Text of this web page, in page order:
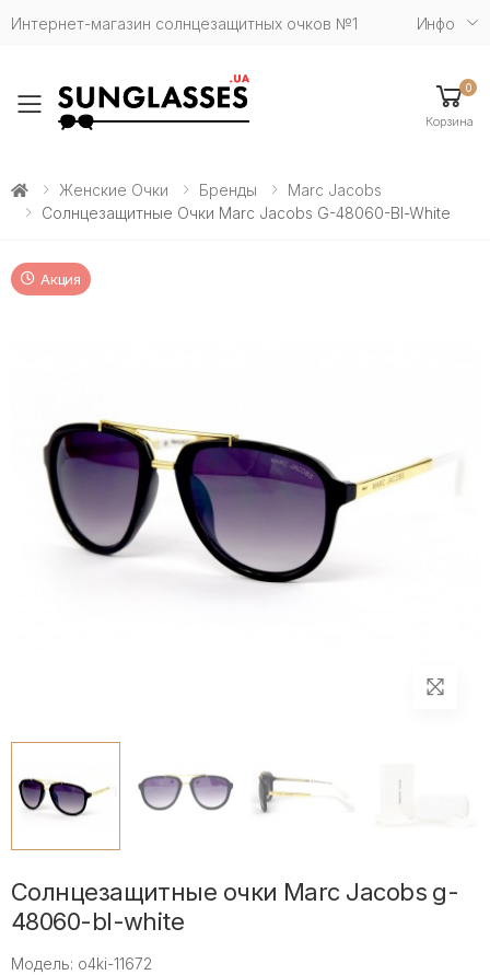
Интернет-магазин солнцезащитных очков №1 Инфо
Toggle mobile menu
0
Корзина
Женские Очки Бренды
Marc Jacobs
Солнцезащитные Очки Marc Jacobs G-48060-Bl-White
Акция
Солнцезащитные очки Marc Jacobs g-
48060-bl-white
Модель: o4ki-11672